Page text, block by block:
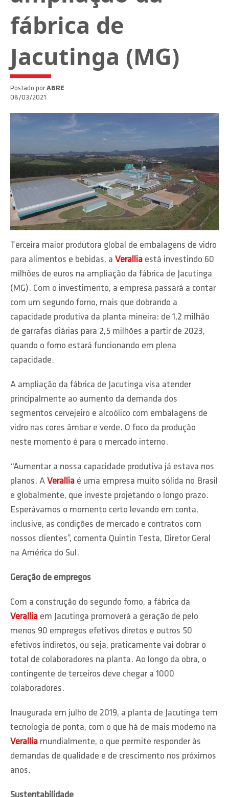
fábrica de
Jacutinga (MG)
Postado por ABRE
08/03/2021
Terceira maior produtora global de embalagens de vidro
para alimentos e bebidas, a Verallia está investindo 60
milhões de euros na ampliação da fábrica de Jacutinga
(MG). Com o investimento, a empresa passará a contar
com um segundo forno, mais que dobrando a
capacidade produtiva da planta mineira: de 1,2 milhão
de garrafas diárias para 2,5 milhões a partir de 2023,
quando o forno estará funcionando em plena
capacidade.
A ampliação da fábrica de Jacutinga visa atender
principalmente ao aumento da demanda dos
segmentos cervejeiro e alcoólico com embalagens de
vidro nas cores âmbar e verde. O foco da produção
neste momento é para o mercado interno.
“Aumentar a nossa capacidade produtiva já estava nos
planos. A Verallia é uma empresa muito sólida no Brasil
e globalmente, que investe projetando o longo prazo.
Esperávamos o momento certo levando em conta,
inclusive, as condições de mercado e contratos com
nossos clientes”, comenta Quintin Testa, Diretor Geral
na América do Sul.
Geração de empregos
Com a construção do segundo forno, a fábrica da
Verallia em Jacutinga promoverá a geração de pelo
menos 90 empregos efetivos diretos e outros 50
efetivos indiretos, ou seja, praticamente vai dobrar o
total de colaboradores na planta. Ao longo da obra, o
contingente de terceiros deve chegar a 1000
colaboradores.
Inaugurada em julho de 2019, a planta de Jacutinga tem
tecnologia de ponta, com o que há de mais moderno na
Verallia mundialmente, o que permite responder às
demandas de qualidade e de crescimento nos próximos
anos.